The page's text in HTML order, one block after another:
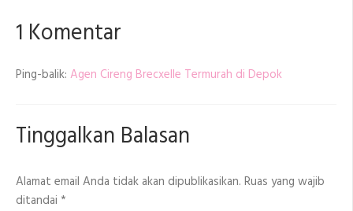
1 Komentar
Ping-balik: Agen Cireng Brecxelle Termurah di Depok
Tinggalkan Balasan
Alamat email Anda tidak akan dipublikasikan. Ruas yang wajib
ditandai *